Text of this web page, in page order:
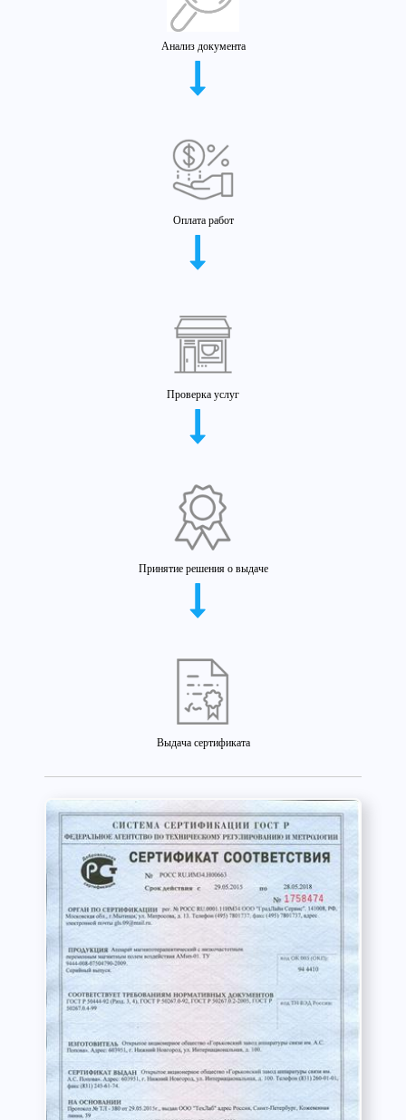
Анализ документа
Оплата работ
Проверка услуг
Принятие решения о выдаче
Выдача сертификата